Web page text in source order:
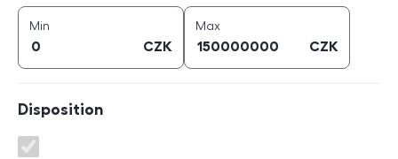
Min
CZK
Maxprice (
CZK
Disposition
Disposition